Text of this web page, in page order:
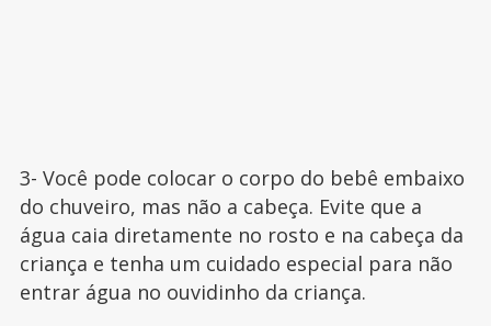
3- Você pode colocar o corpo do bebê embaixo
do chuveiro, mas não a cabeça. Evite que a
água caia diretamente no rosto e na cabeça da
criança e tenha um cuidado especial para não
entrar água no ouvidinho da criança.